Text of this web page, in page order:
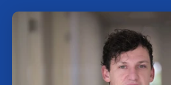
Uvidi